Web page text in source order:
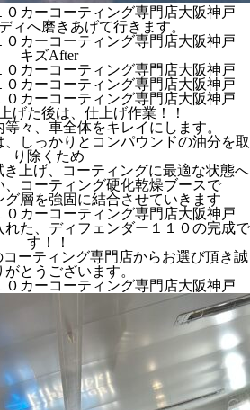
ィへ磨きあげて行きます。
キズAfter
げた後は、仕上げ作業！！
々、車全体をキレイにします。
しっかりとコンパウンドの油分を取
り除くため
上げ、コーティングに最適な状態へ
、コーティング硬化乾燥ブースで
層を強固に結合させていきます
た、ディフェンダー１１０の完成で
す！！
ーティング専門店からお選び頂き誠
がとうございます。